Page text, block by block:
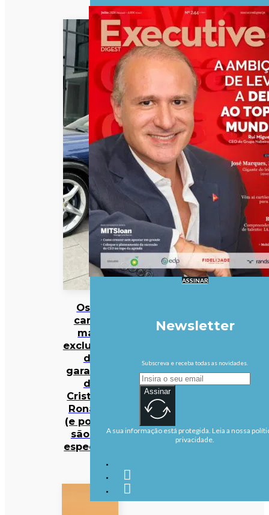
Os 10
carros
mais
exclusivos
da
garagem
de
Cristiano
Ronaldo
(e porque
são tão
especiais)
ASSINAR
Newsletter
Subscreva e receba todas as novidades.
Assinar
A sua informação está protegida. Leia a nossa
privacidade.